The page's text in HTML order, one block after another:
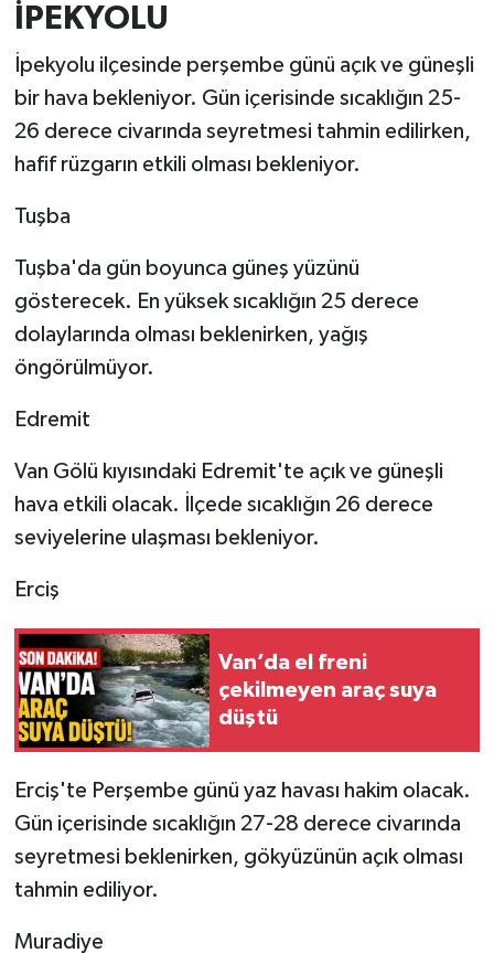
İPEKYOLU
İpekyolu ilçesinde perşembe günü açık ve güneşli
bir hava bekleniyor. Gün içerisinde sıcaklığın 25-
26 derece civarında seyretmesi tahmin edilirken,
hafif rüzgarın etkili olması bekleniyor.
Tuşba
Tuşba'da gün boyunca güneş yüzünü
gösterecek. En yüksek sıcaklığın 25 derece
dolaylarında olması beklenirken, yağış
öngörülmüyor.
Edremit
Van Gölü kıyısındaki Edremit'te açık ve güneşli
hava etkili olacak. İlçede sıcaklığın 26 derece
seviyelerine ulaşması bekleniyor.
Erciş
Van’da el freni
çekilmeyen araç suya
düştü
Erciş'te Perşembe günü yaz havası hakim olacak.
Gün içerisinde sıcaklığın 27-28 derece civarında
seyretmesi beklenirken, gökyüzünün açık olması
tahmin ediliyor.
Muradiye